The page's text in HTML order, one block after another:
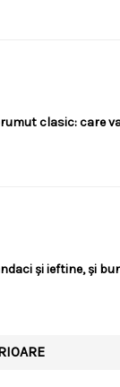
clasic: care
și ieftine, și